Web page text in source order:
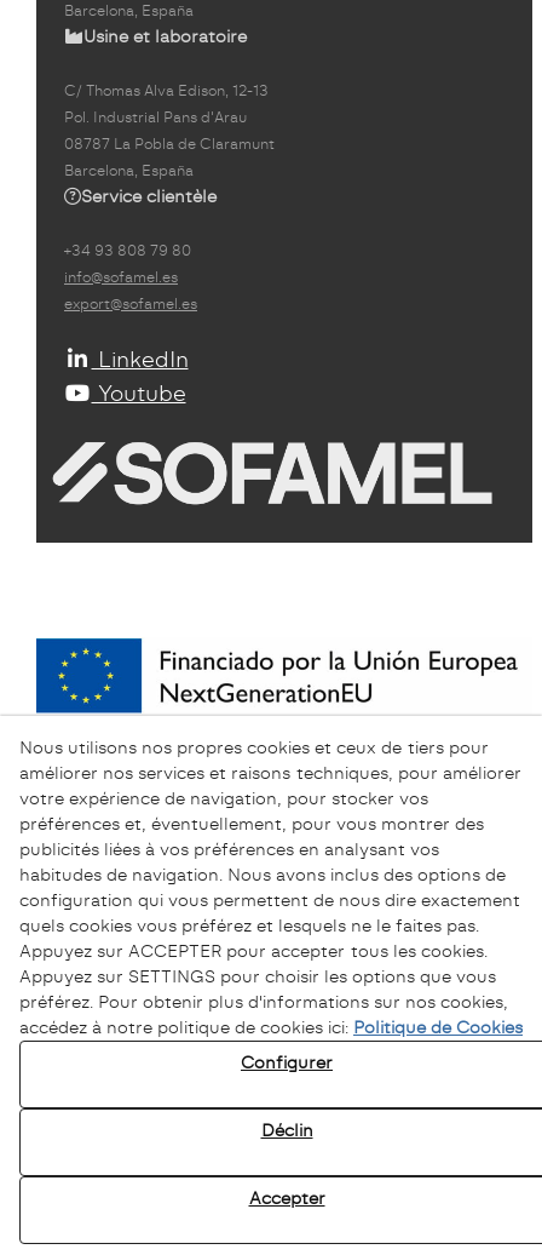
Barcelona, España
Usine et laboratoire
C/ Thomas Alva Edison, 12-13
Pol. Industrial Pans d'Arau
08787 La Pobla de Claramunt
Barcelona, España
Service clientèle
+34 93 808 79 80
info@sofamel.es
export@sofamel.es
LinkedIn
Youtube
Politique de Confidentialité
Nous utilisons nos propres cookies et ceux de tiers pour
améliorer nos services et raisons techniques, pour améliorer
votre expérience de navigation, pour stocker vos
préférences et, éventuellement, pour vous montrer des
publicités liées à vos préférences en analysant vos
habitudes de navigation. Nous avons inclus des options de
configuration qui vous permettent de nous dire exactement
quels cookies vous préférez et lesquels ne le faites pas.
Appuyez sur ACCEPTER pour accepter tous les cookies.
Appuyez sur SETTINGS pour choisir les options que vous
préférez. Pour obtenir plus d'informations sur nos cookies,
accédez à notre politique de cookies ici: Politique de Cookies
Configurer
Déclin
Accepter